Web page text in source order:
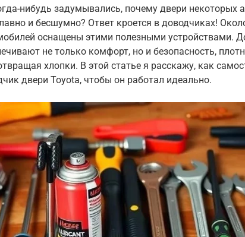
нибудь задумывались, почему двери некоторых
и бесшумно? Ответ кроется в доводчиках!
оснащены этими полезными устройствами.
не только комфорт, но и безопасность,
хлопки. В этой статье я расскажу, как
двери Toyota, чтобы он работал идеально.